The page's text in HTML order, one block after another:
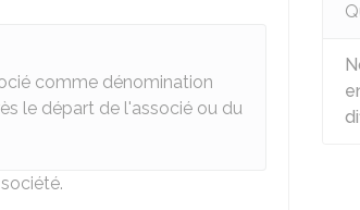
comme dénomination
le départ de l'associé ou du